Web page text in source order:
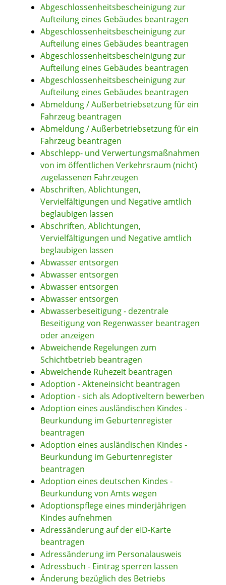
Abgeschlossenheitsbescheinigung zur
Aufteilung eines Gebäudes beantragen
Abgeschlossenheitsbescheinigung zur
Aufteilung eines Gebäudes beantragen
Abgeschlossenheitsbescheinigung zur
Aufteilung eines Gebäudes beantragen
Abgeschlossenheitsbescheinigung zur
Aufteilung eines Gebäudes beantragen
Abmeldung / Außerbetriebsetzung für ein
Fahrzeug beantragen
Abmeldung / Außerbetriebsetzung für ein
Fahrzeug beantragen
Abschlepp- und Verwertungsmaßnahmen
von im öffentlichen Verkehrsraum (nicht)
zugelassenen Fahrzeugen
Abschriften, Ablichtungen,
Vervielfältigungen und Negative amtlich
beglaubigen lassen
Abschriften, Ablichtungen,
Vervielfältigungen und Negative amtlich
beglaubigen lassen
Abwasser entsorgen
Abwasser entsorgen
Abwasser entsorgen
Abwasser entsorgen
Abwasserbeseitigung - dezentrale
Beseitigung von Regenwasser beantragen
oder anzeigen
Abweichende Regelungen zum
Schichtbetrieb beantragen
Abweichende Ruhezeit beantragen
Adoption - Akteneinsicht beantragen
Adoption - sich als Adoptiveltern bewerben
Adoption eines ausländischen Kindes -
Beurkundung im Geburtenregister
beantragen
Adoption eines ausländischen Kindes -
Beurkundung im Geburtenregister
beantragen
Adoption eines deutschen Kindes -
Beurkundung von Amts wegen
Adoptionspflege eines minderjährigen
Kindes aufnehmen
Adressänderung auf der eID-Karte
beantragen
Adressänderung im Personalausweis
Adressbuch - Eintrag sperren lassen
Änderung bezüglich des Betriebs